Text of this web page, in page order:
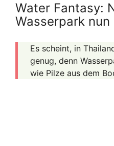
Water Fantasy:
Wasserpark
Es scheint, in
genug, denn
wie Pilze aus dem